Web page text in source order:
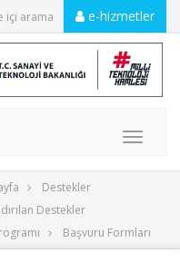
içi arama e-hizmetler
MENU
Destekler
Destekler
Başvuru Formları